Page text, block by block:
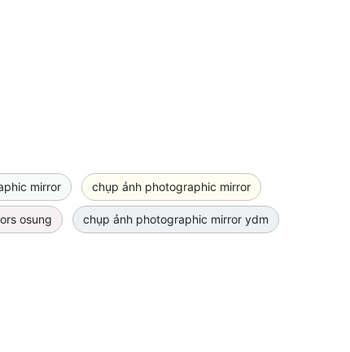
mirror chụp ảnh photographic mirror
osung chụp ảnh photographic mirror ydm